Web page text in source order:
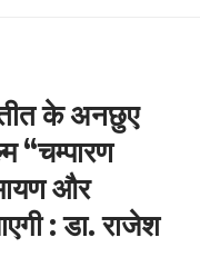
के अनछुए
“चम्पारण
और
: डा. राजेश